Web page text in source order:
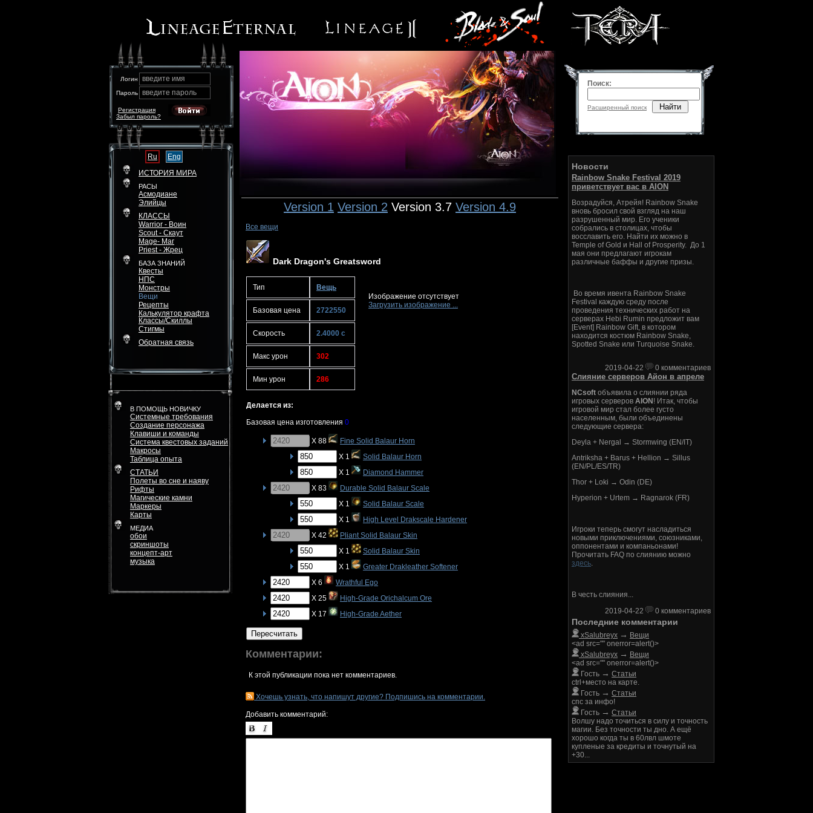
Логин введите имя
Пароль введите пароль
Забыл пароль?
Регистрация
Ru
Eng
ИСТОРИЯ МИРА
РАСЫ
Асмодиане
Элийцы
КЛАССЫ
Warrior - Воин
Scout - Скаут
Mage- Маг
Priest - Жрец
БАЗА ЗНАНИЙ
Квесты
НПС
Монстры
Вещи
Рецепты
Калькулятор крафта
Классы/Скиллы
Стигмы
Обратная связь
В ПОМОЩЬ НОВИЧКУ
Системные требования
Создание персонажа
Клавиши и команды
Система квестовых заданий
Макросы
Таблица опыта
СТАТЬИ
Полеты во сне и наяву
Рифты
Магические камни
Маркеры
Карты
МЕДИА
обои
скриншоты
концепт-арт
музыка
Version 1 Version 2 Version 3.7 Version 4.9
Все вещи
Dark Dragon's Greatsword
Тип Вещь
Базовая цена 2722550
Скорость 2.4000 с
Макс урон 302
Мин урон 286
Изображение отсутствует
Загрузить изображение ...
Делается из:
Базовая цена изготовления 0
X 88
Fine Solid Balaur Horn
X 1
Solid Balaur Horn
X 1
Diamond Hammer
X 83
Durable Solid Balaur Scale
X 1
Solid Balaur Scale
X 1
High Level Drakscale Hardener
X 42
Pliant Solid Balaur Skin
X 1
Solid Balaur Skin
X 1
Greater Drakleather Softener
X 6
Wrathful Ego
X 25
High-Grade Orichalcum Ore
X 17
High-Grade Aether
Пересчитать
Комментарии:
К этой публикации пока нет комментариев.
Хочешь узнать, что напишут другие? Подпишись на комментарии.
Добавить комментарий:
Поиск:
Расширенный поиск Найти
Новости
Rainbow Snake Festival 2019
приветствует вас в AION
Возрадуйся, Атрейя! Rainbow Snake
вновь бросил свой взгляд на наш
разрушенный мир. Его ученики
собрались в столицах, чтобы
восславить его. Найти их можно в
Temple of Gold и Hall of Prosperity. До 1
мая они предлагают игрокам
различные баффы и другие призы.
Во время ивента Rainbow Snake
Festival каждую среду после
проведения технических работ на
серверах Hebi Rumin предложит вам
[Event] Rainbow Gift, в котором
находится костюм Rainbow Snake,
Spotted Snake или Turquoise Snake.
2019-04-22 0 комментариев
Слияние серверов Айон в апреле
NCsoft объявила о слиянии ряда
игровых серверов AION ! Итак, чтобы
игровой мир стал более густо
населенным, были объединены
следующие сервера:
Deyla + Nergal → Stormwing (EN/IT)
Antriksha + Barus + Hellion → Sillus
(EN/PL/ES/TR)
Thor + Loki → Odin (DE)
Hyperion + Urtem → Ragnarok (FR)
Игроки теперь смогут насладиться
новыми приключениями, союзниками,
оппонентами и компаньонами!
Прочитать FAQ по слиянию можно
здесь.
В честь слияния...
2019-04-22
0 комментариев
Последние комментарии
xSalubreyx → Вещи
<ad src="" onerror=alert()>
xSalubreyx → Вещи
<ad src="" onerror=alert()>
Гость → Статьи
ctrl+место на карте.
Гость → Статьи
спс за инфо!
Гость → Статьи
Волшу надо точиться в силу и точность
магии. Без точности ты дно. А ещё
хорошо когда ты в 60лвл шмоте
купленые за кредиты и точнутый на
+30...